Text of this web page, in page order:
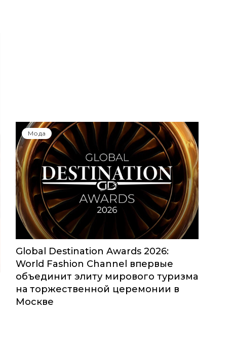
Мода
Global Destination Awards 2026:
World Fashion Channel впервые
объединит элиту мирового туризма
на торжественной церемонии в
Москве